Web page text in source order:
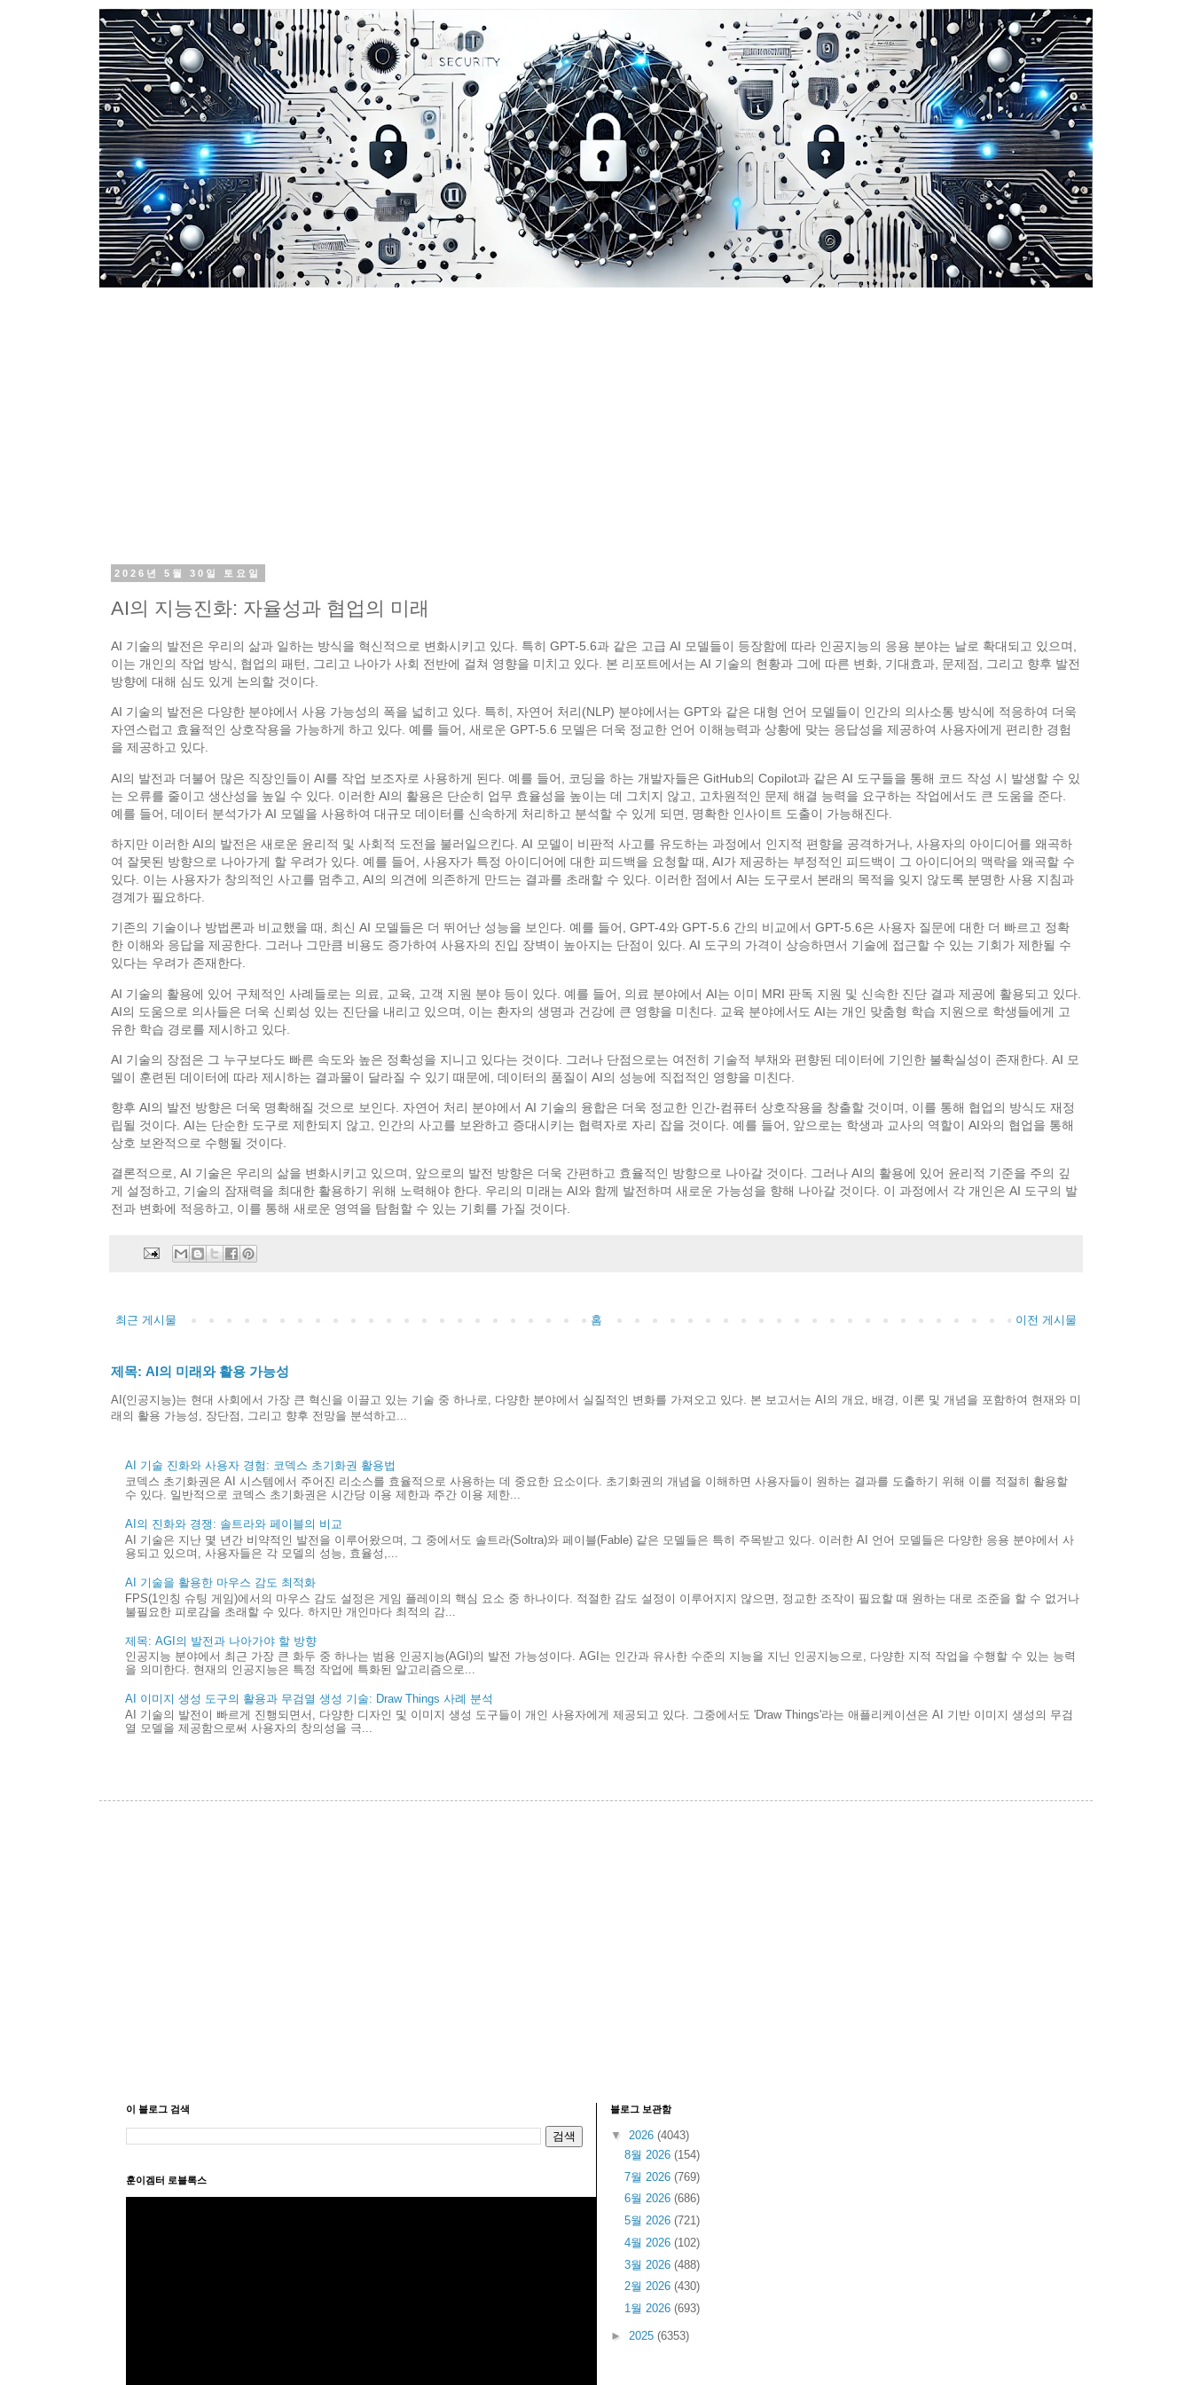
2026년 5월 30일 토요일
AI의 지능진화: 자율성과 협업의 미래
AI 기술의 발전은 우리의 삶과 일하는 방식을 혁신적으로 변화시키고 있다. 특히 GPT-5.6과 같은 고급 AI 모델들이 등장함에 따라 인공지능의 응용 분야는 날로 확대되고 있으며,
이는 개인의 작업 방식, 협업의 패턴, 그리고 나아가 사회 전반에 걸쳐 영향을 미치고 있다. 본 리포트에서는 AI 기술의 현황과 그에 따른 변화, 기대효과, 문제점, 그리고 향후 발전
방향에 대해 심도 있게 논의할 것이다.
AI 기술의 발전은 다양한 분야에서 사용 가능성의 폭을 넓히고 있다. 특히, 자연어 처리(NLP) 분야에서는 GPT와 같은 대형 언어 모델들이 인간의 의사소통 방식에 적응하여 더욱
자연스럽고 효율적인 상호작용을 가능하게 하고 있다. 예를 들어, 새로운 GPT-5.6 모델은 더욱 정교한 언어 이해능력과 상황에 맞는 응답성을 제공하여 사용자에게 편리한 경험
을 제공하고 있다.
AI의 발전과 더불어 많은 직장인들이 AI를 작업 보조자로 사용하게 된다. 예를 들어, 코딩을 하는 개발자들은 GitHub의 Copilot과 같은 AI 도구들을 통해 코드 작성 시 발생할 수 있
는 오류를 줄이고 생산성을 높일 수 있다. 이러한 AI의 활용은 단순히 업무 효율성을 높이는 데 그치지 않고, 고차원적인 문제 해결 능력을 요구하는 작업에서도 큰 도움을 준다.
예를 들어, 데이터 분석가가 AI 모델을 사용하여 대규모 데이터를 신속하게 처리하고 분석할 수 있게 되면, 명확한 인사이트 도출이 가능해진다.
하지만 이러한 AI의 발전은 새로운 윤리적 및 사회적 도전을 불러일으킨다. AI 모델이 비판적 사고를 유도하는 과정에서 인지적 편향을 공격하거나, 사용자의 아이디어를 왜곡하
여 잘못된 방향으로 나아가게 할 우려가 있다. 예를 들어, 사용자가 특정 아이디어에 대한 피드백을 요청할 때, AI가 제공하는 부정적인 피드백이 그 아이디어의 맥락을 왜곡할 수
있다. 이는 사용자가 창의적인 사고를 멈추고, AI의 의견에 의존하게 만드는 결과를 초래할 수 있다. 이러한 점에서 AI는 도구로서 본래의 목적을 잊지 않도록 분명한 사용 지침과
경계가 필요하다.
기존의 기술이나 방법론과 비교했을 때, 최신 AI 모델들은 더 뛰어난 성능을 보인다. 예를 들어, GPT-4와 GPТ-5.6 간의 비교에서 GPT-5.6은 사용자 질문에 대한 더 빠르고 정확
한 이해와 응답을 제공한다. 그러나 그만큼 비용도 증가하여 사용자의 진입 장벽이 높아지는 단점이 있다. AI 도구의 가격이 상승하면서 기술에 접근할 수 있는 기회가 제한될 수
있다는 우려가 존재한다.
AI 기술의 활용에 있어 구체적인 사례들로는 의료, 교육, 고객 지원 분야 등이 있다. 예를 들어, 의료 분야에서 AI는 이미 MRI 판독 지원 및 신속한 진단 결과 제공에 활용되고 있다.
AI의 도움으로 의사들은 더욱 신뢰성 있는 진단을 내리고 있으며, 이는 환자의 생명과 건강에 큰 영향을 미친다. 교육 분야에서도 AI는 개인 맞춤형 학습 지원으로 학생들에게 고
유한 학습 경로를 제시하고 있다.
AI 기술의 장점은 그 누구보다도 빠른 속도와 높은 정확성을 지니고 있다는 것이다. 그러나 단점으로는 여전히 기술적 부채와 편향된 데이터에 기인한 불확실성이 존재한다. AI 모
델이 훈련된 데이터에 따라 제시하는 결과물이 달라질 수 있기 때문에, 데이터의 품질이 AI의 성능에 직접적인 영향을 미친다.
향후 AI의 발전 방향은 더욱 명확해질 것으로 보인다. 자연어 처리 분야에서 AI 기술의 융합은 더욱 정교한 인간-컴퓨터 상호작용을 창출할 것이며, 이를 통해 협업의 방식도 재정
립될 것이다. AI는 단순한 도구로 제한되지 않고, 인간의 사고를 보완하고 증대시키는 협력자로 자리 잡을 것이다. 예를 들어, 앞으로는 학생과 교사의 역할이 AI와의 협업을 통해
상호 보완적으로 수행될 것이다.
결론적으로, AI 기술은 우리의 삶을 변화시키고 있으며, 앞으로의 발전 방향은 더욱 간편하고 효율적인 방향으로 나아갈 것이다. 그러나 AI의 활용에 있어 윤리적 기준을 주의 깊
게 설정하고, 기술의 잠재력을 최대한 활용하기 위해 노력해야 한다. 우리의 미래는 AI와 함께 발전하며 새로운 가능성을 향해 나아갈 것이다. 이 과정에서 각 개인은 AI 도구의 발
전과 변화에 적응하고, 이를 통해 새로운 영역을 탐험할 수 있는 기회를 가질 것이다.
최근 게시물 이전 게시물
홈
제목: AI의 미래와 활용 가능성
AI(인공지능)는 현대 사회에서 가장 큰 혁신을 이끌고 있는 기술 중 하나로, 다양한 분야에서 실질적인 변화를 가져오고 있다. 본 보고서는 AI의 개요, 배경, 이론 및 개념을 포함하여 현재와 미
래의 활용 가능성, 장단점, 그리고 향후 전망을 분석하고...
AI 기술 진화와 사용자 경험: 코덱스 초기화권 활용법
코덱스 초기화권은 AI 시스템에서 주어진 리소스를 효율적으로 사용하는 데 중요한 요소이다. 초기화권의 개념을 이해하면 사용자들이 원하는 결과를 도출하기 위해 이를 적절히 활용할
수 있다. 일반적으로 코덱스 초기화권은 시간당 이용 제한과 주간 이용 제한...
AI의 진화와 경쟁: 솔트라와 페이블의 비교
AI 기술은 지난 몇 년간 비약적인 발전을 이루어왔으며, 그 중에서도 솔트라(Soltra)와 페이블(Fable) 같은 모델들은 특히 주목받고 있다. 이러한 AI 언어 모델들은 다양한 응용 분야에서 사
용되고 있으며, 사용자들은 각 모델의 성능, 효율성,...
AI 기술을 활용한 마우스 감도 최적화
FPS(1인칭 슈팅 게임)에서의 마우스 감도 설정은 게임 플레이의 핵심 요소 중 하나이다. 적절한 감도 설정이 이루어지지 않으면, 정교한 조작이 필요할 때 원하는 대로 조준을 할 수 없거나
불필요한 피로감을 초래할 수 있다. 하지만 개인마다 최적의 감...
제목: AGI의 발전과 나아가야 할 방향
인공지능 분야에서 최근 가장 큰 화두 중 하나는 범용 인공지능(AGI)의 발전 가능성이다. AGI는 인간과 유사한 수준의 지능을 지닌 인공지능으로, 다양한 지적 작업을 수행할 수 있는 능력
을 의미한다. 현재의 인공지능은 특정 작업에 특화된 알고리즘으로...
AI 이미지 생성 도구의 활용과 무검열 생성 기술: Draw Things 사례 분석
AI 기술의 발전이 빠르게 진행되면서, 다양한 디자인 및 이미지 생성 도구들이 개인 사용자에게 제공되고 있다. 그중에서도 'Draw Things'라는 애플리케이션은 AI 기반 이미지 생성의 무검
열 모델을 제공함으로써 사용자의 창의성을 극...
이 블로그 검색
훈이겜터 로블록스
블로그 보관함
▼ 2026 (4043)
8월 2026 (154)
7월 2026 (769)
6월 2026 (686)
5월 2026 (721)
4월 2026 (102)
3월 2026 (488)
2월 2026 (430)
1월 2026 (693)
► 2025 (6353)